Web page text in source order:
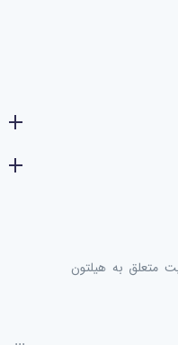
متعلق به هیلتون